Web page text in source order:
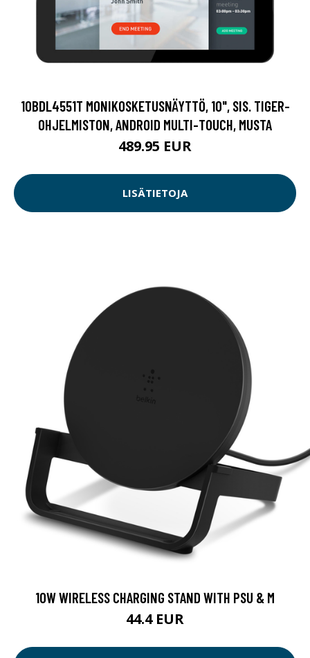
10BDL4551T MONIKOSKETUSNÄYTTÖ, 10", SIS. TIGER-
OHJELMISTON, ANDROID MULTI-TOUCH, MUSTA
489.95 EUR
LISÄTIETOJA
10W WIRELESS CHARGING STAND WITH PSU & M
44.4 EUR